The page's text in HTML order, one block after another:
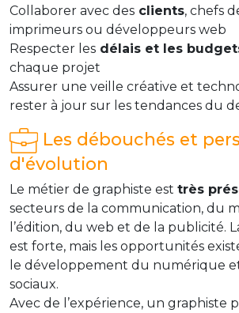
Collaborer avec des clients, chefs
imprimeurs ou développeurs web
Respecter les délais et les
chaque projet
Assurer une veille créative et
rester à jour sur les tendances du
Les débouchés et
d'évolution
Le métier de graphiste est très
secteurs de la communication, du
l’édition, du web et de la publicité.
est forte, mais les opportunités
le développement du numérique
sociaux.
Avec de l’expérience, un graphiste